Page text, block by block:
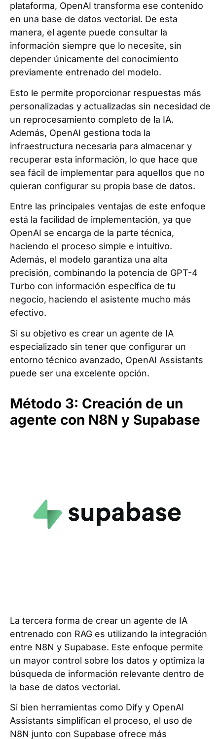
plataforma, OpenAI transforma ese contenido
en una base de datos vectorial. De esta
manera, el agente puede consultar la
información siempre que lo necesite, sin
depender únicamente del conocimiento
previamente entrenado del modelo.
Esto le permite proporcionar respuestas más
personalizadas y actualizadas sin necesidad de
un reprocesamiento completo de la IA.
Además, OpenAI gestiona toda la
infraestructura necesaria para almacenar y
recuperar esta información, lo que hace que
sea fácil de implementar para aquellos que no
quieran configurar su propia base de datos.
Entre las principales ventajas de este enfoque
está la facilidad de implementación, ya que
OpenAI se encarga de la parte técnica,
haciendo el proceso simple e intuitivo.
Además, el modelo garantiza una alta
precisión, combinando la potencia de GPT-4
Turbo con información específica de tu
negocio, haciendo el asistente mucho más
efectivo.
Si su objetivo es crear un agente de IA
especializado sin tener que configurar un
entorno técnico avanzado, OpenAI Assistants
puede ser una excelente opción.
Método 3: Creación de un
agente con N8N y Supabase
La tercera forma de crear un agente de IA
entrenado con RAG es utilizando la integración
entre N8N y Supabase. Este enfoque permite
un mayor control sobre los datos y optimiza la
búsqueda de información relevante dentro de
la base de datos vectorial.
Si bien herramientas como Dify y OpenAI
Assistants simplifican el proceso, el uso de
N8N junto con Supabase ofrece más